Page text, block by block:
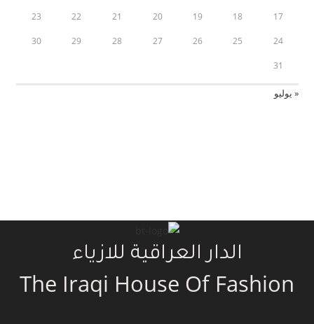
17
18
19
20
21
22
23
24
25
26
27
28
29
30
31
« يوليو
الدار العراقية للازياء
The Iraqi House Of Fashion